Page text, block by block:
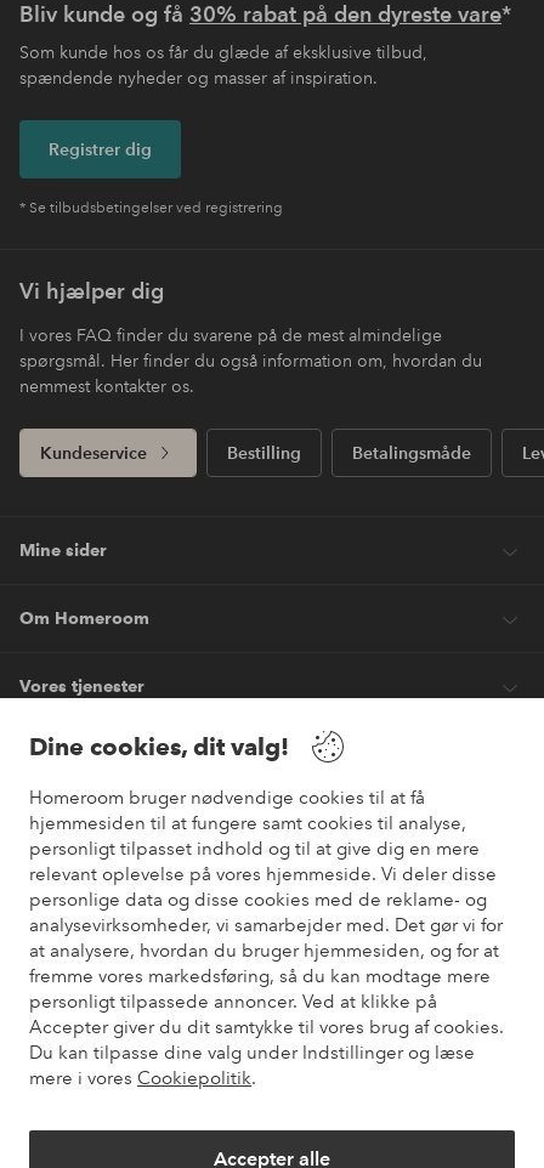
Dine cookies, dit valg!
Homeroom bruger nødvendige cookies til at få
hjemmesiden til at fungere samt cookies til analyse,
personligt tilpasset indhold og til at give dig en mere
relevant oplevelse på vores hjemmeside. Vi deler disse
personlige data og disse cookies med de reklame- og
analysevirksomheder, vi samarbejder med. Det gør vi for
at analysere, hvordan du bruger hjemmesiden, og for at
fremme vores markedsføring, så du kan modtage mere
personligt tilpassede annoncer. Ved at klikke på
Accepter giver du dit samtykke til vores brug af cookies.
Du kan tilpasse dine valg under Indstillinger og læse
mere i vores Cookiepolitik.
Accepter alle
Bliv kunde og få 30% rabat på den dyreste vare*
Som kunde hos os får du glæde af eksklusive tilbud,
spændende nyheder og masser af inspiration.
Registrer dig
* Se tilbudsbetingelser ved registrering
Vi hjælper dig
I vores FAQ finder du svarene på de mest almindelige
spørgsmål. Her finder du også information om, hvordan du
nemmest kontakter os.
Kundeservice Bestilling Betalingsmåde
Mine sider
Om Homeroom
Vores tjenester
Vilkår
Venner
Sikre betalinger
Vil du vide mere om vores betalingsmuligheder ?
elpy